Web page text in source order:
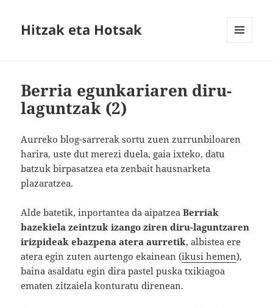
Hitzak eta Hotsak
Berria egunkariaren diru-
laguntzak (2)
Aurreko blog-sarrerak sortu zuen zurrunbiloaren
harira, uste dut merezi duela, gaia ixteko, datu
batzuk birpasatzea eta zenbait hausnarketa
plazaratzea.
Alde batetik, inportantea da aipatzeaBerriak
bazekiela zeintzuk izango ziren diru-laguntzaren
irizpideak ebazpena atera aurretik, albistea ere
atera egin zuten aurtengo ekainean (ikusi hemen),
baina asaldatu egin dira pastel puska txikiagoa
ematen zitzaiela konturatu direnean.